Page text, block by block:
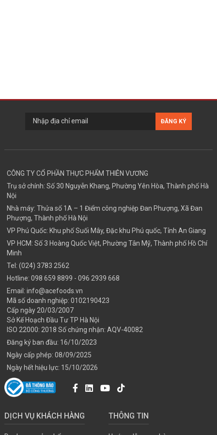
CÔNG TY CỔ PHẦN THỰC PHẨM THIÊN VƯƠNG
Trụ sở chính: Số 30 Nguyễn Khang, Phường Yên Hòa, Thành phố Hà
Nội
Nhà máy: Thửa số 1A – 1 Điểm công nghiệp Đan Phượng, Xã Đan
Phượng, Thành phố Hà Nội
VP Phú Quốc: Khu phố Suối Mây, Đặc khu Phú quốc, Tỉnh An Giang
VP HCM: Số 3 Hoàng Quốc Việt, Phường Tân Mỹ, Thành phố Hồ Chí
Minh
Tel: (024) 3783 2562
Hotline: 098 659 8899 - 096 2939 668
Email: info@acefoods.vn
Mã số doanh nghiệp: 0102190423
Cấp ngày 20/03/2007
Sở Kế Hoạch Đầu Tư TP Hà Nội
ISO 22000: 2018 Số chứng nhận: AQV-40082
Đăng ký ban đầu: 16/10/2023
Ngày cấp phép: 08/09/2025
Ngày hết hiệu lực: 15/10/2026
DỊCH VỤ KHÁCH HÀNG THÔNG TIN